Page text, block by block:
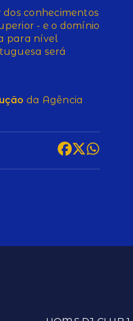
conhecimentos
- e o domínio
para nível
será
da Agência